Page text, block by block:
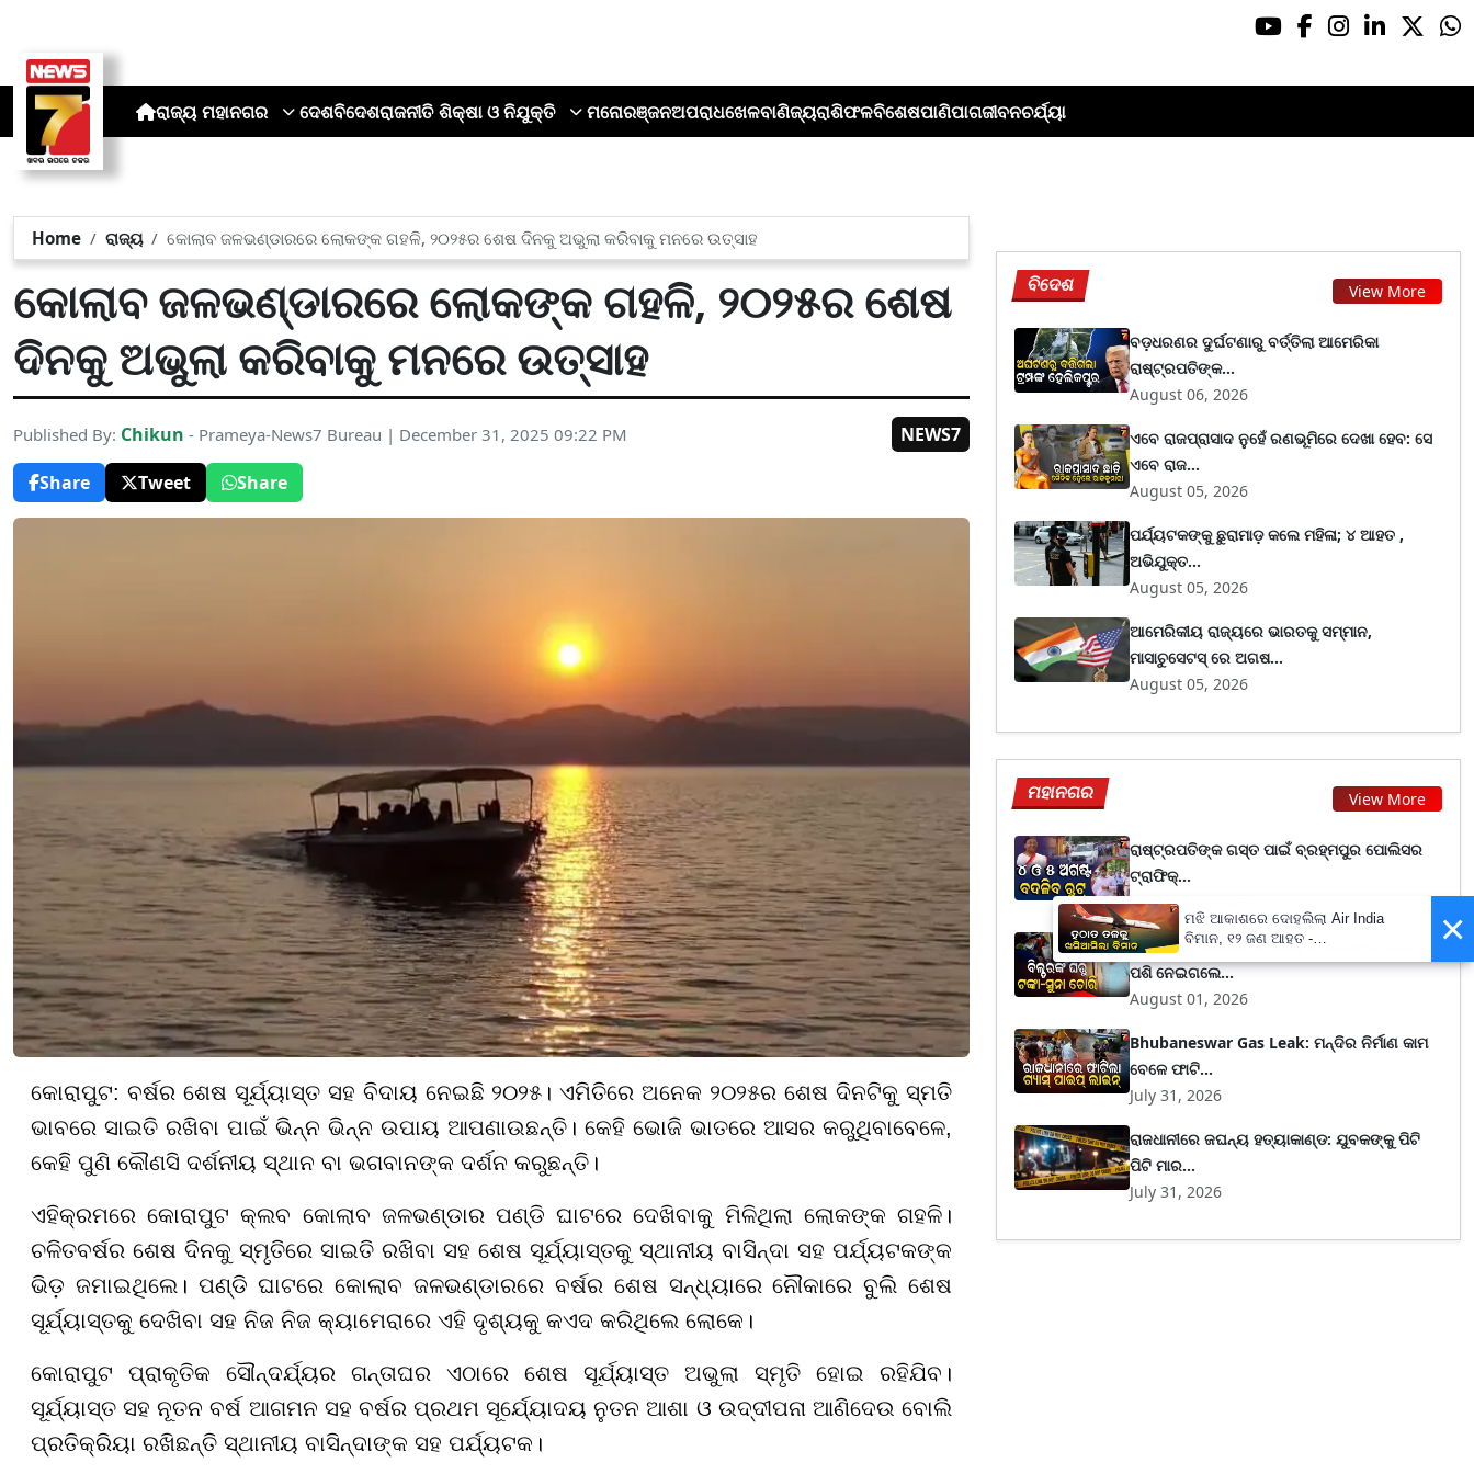
ରାଜ୍ୟ ମହାନଗର ଦେଶବିଦେଶରାଜନୀତି ଶିକ୍ଷା ଓ ନିଯୁକ୍ତି ମନୋରଞ୍ଜନଅପରାଧଖେଳବାଣିଜ୍ୟରାଶିଫଳବିଶେଷପାଣିପାଗଜୀବନଚର୍ଯ୍ୟା
Home ରାଜ୍ୟ କୋଲାବ ଜଳଭଣ୍ଡାରରେ ଲୋକଙ୍କ ଗହଳି, ୨୦୨୫ର ଶେଷ ଦିନକୁ ଅଭୁଲା କରିବାକୁ ମନରେ ଉତ୍ସାହ
କୋଲାବ ଜଳଭଣ୍ଡାରରେ ଲୋକଙ୍କ ଗହଳି, ୨୦୨୫ର ଶେଷ
ଦିନକୁ ଅଭୁଲା କରିବାକୁ ମନରେ ଉତ୍ସାହ
Published By: Chikun - Prameya-News7 Bureau | December 31, 2025 09:22 PM
NEWS7
Share
Tweet Share
କୋରାପୁଟ: ବର୍ଷର ଶେଷ ସୂର୍ଯ୍ୟାସ୍ତ ସହ ବିଦାୟ ନେଇଛି ୨୦୨୫। ଏମିତିରେ ଅନେକ ୨୦୨୫ର ଶେଷ ଦିନଟିକୁ ସ୍ମତି
ଭାବରେ ସାଇତି ରଖିବା ପାଇଁ ଭିନ୍ନ ଭିନ୍ନ ଉପାୟ ଆପଣାଉଛନ୍ତି। କେହି ଭୋଜି ଭାତରେ ଆସର କରୁଥିବାବେଳେ,
କେହି ପୁଣି କୌଣସି ଦର୍ଶନୀୟ ସ୍ଥାନ ବା ଭଗବାନଙ୍କ ଦର୍ଶନ କରୁଛନ୍ତି।
ଏହିକ୍ରମରେ କୋରାପୁଟ କ୍ଲବ କୋଲାବ ଜଳଭଣ୍ଡାର ପଣ୍ଡି ଘାଟରେ ଦେଖିବାକୁ ମିଳିଥିଲା ଲୋକଙ୍କ ଗହଳି।
ଚଳିତବର୍ଷର ଶେଷ ଦିନକୁ ସ୍ମୃତିରେ ସାଇତି ରଖିବା ସହ ଶେଷ ସୂର୍ଯ୍ୟାସ୍ତକୁ ସ୍ଥାନୀୟ ବାସିନ୍ଦା ସହ ପର୍ଯ୍ୟଟକଙ୍କ
ଭିଡ଼ ଜମାଇଥିଲେ। ପଣ୍ଡି ଘାଟରେ କୋଲାବ ଜଳଭଣ୍ଡାରରେ ବର୍ଷର ଶେଷ ସନ୍ଧ୍ୟାରେ ନୌକାରେ ବୁଲି ଶେଷ
ସୂର୍ଯ୍ୟାସ୍ତକୁ ଦେଖିବା ସହ ନିଜ ନିଜ କ୍ୟାମେରାରେ ଏହି ଦୃଶ୍ୟକୁ କଏଦ କରିଥିଲେ ଲୋକେ।
କୋରାପୁଟ ପ୍ରାକୃତିକ ସୌନ୍ଦର୍ଯ୍ୟର ଗନ୍ତାଘର ଏଠାରେ ଶେଷ ସୂର୍ଯ୍ୟାସ୍ତ ଅଭୁଲା ସ୍ମୃତି ହୋଇ ରହିଯିବ।
ସୂର୍ଯ୍ୟାସ୍ତ ସହ ନୂତନ ବର୍ଷ ଆଗମନ ସହ ବର୍ଷର ପ୍ରଥମ ସୂର୍ଯ୍ୟୋଦୟ ନୁତନ ଆଶା ଓ ଉଦ୍ଦୀପନା ଆଣିଦେଉ ବୋଲି
ପ୍ରତିକ୍ରିୟା ରଖିଛନ୍ତି ସ୍ଥାନୀୟ ବାସିନ୍ଦାଙ୍କ ସହ ପର୍ଯ୍ୟଟକ।
ବିଦେଶ View More
ବଡ଼ଧରଣର ଦୁର୍ଘଟଣାରୁ ବର୍ତ୍ତିଲା ଆମେରିକା
ରାଷ୍ଟ୍ରପତିଙ୍କ...
August 06, 2026
ଏବେ ରାଜପ୍ରାସାଦ ନୁହେଁ ରଣଭୂମିରେ ଦେଖା ହେବ: ସେ
ଏବେ ରାଜ...
August 05, 2026
ପର୍ଯ୍ୟଟକଙ୍କୁ ଛୁରାମାଡ଼ କଲେ ମହିଳା; ୪ ଆହତ ,
ଅଭିଯୁକ୍ତ...
August 05, 2026
ଆମେରିକୀୟ ରାଜ୍ୟରେ ଭାରତକୁ ସମ୍ମାନ,
ମାସାଚୁସେଟସ୍ ରେ ଅଗଷ...
August 05, 2026
ମହାନଗର View More
ରାଷ୍ଟ୍ରପତିଙ୍କ ଗସ୍ତ ପାଇଁ ବ୍ରହ୍ମପୁର ପୋଲିସର
ଟ୍ରାଫିକ୍...
August 02, 2026
ପୋଲିସକୁ ଅପରାଧୀଙ୍କ ଖୋଲା ଚ୍ୟାଲେଞ୍ଜ, ଘରେ
ପଶି ନେଇଗଲେ...
August 01, 2026
Bhubaneswar Gas Leak: ମନ୍ଦିର ନିର୍ମାଣ କାମ
ବେଳେ ଫାଟି...
July 31, 2026
ରାଜଧାନୀରେ ଜଘନ୍ୟ ହତ୍ୟାକାଣ୍ଡ: ଯୁବକଙ୍କୁ ପିଟି
ପିଟି ମାର...
July 31, 2026
×
ମଝି ଆକାଶରେ ଦୋହଲିଲା Air India
ବିମାନ, ୧୨ ଜଣ ଆହତ -